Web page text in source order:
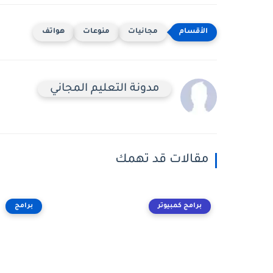
مجانيات منوعات هواتف
مدونة التعليم المجاني
مقالات قد تهمك
برامج كمبيوتر برامج